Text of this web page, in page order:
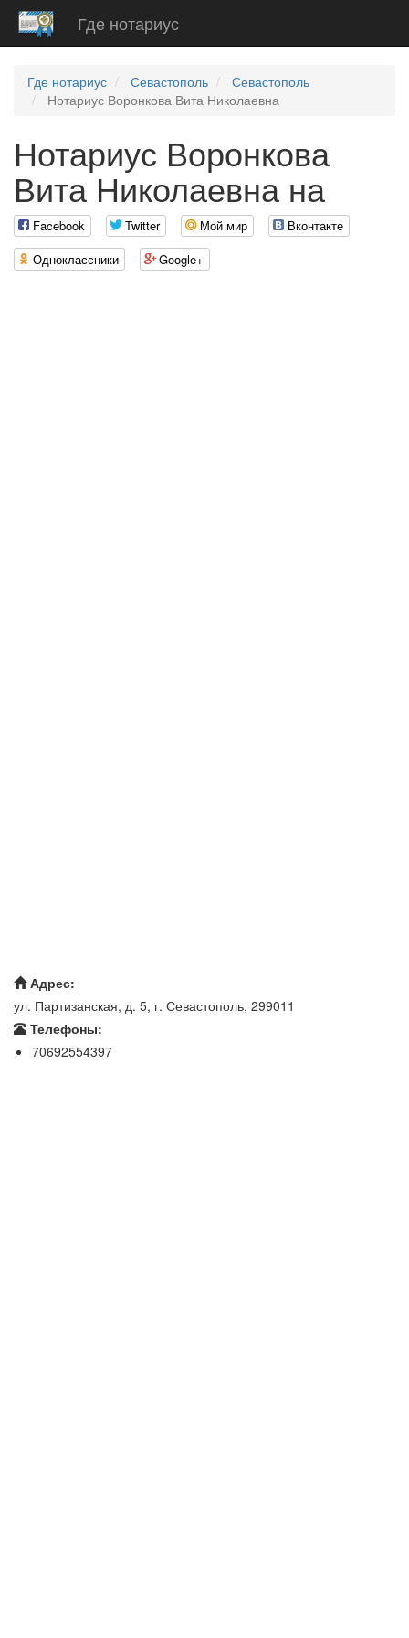
Где нотариус
Где нотариус Севастополь
Севастополь
Нотариус Воронкова Вита Николаевна
Нотариус Воронкова
Вита Николаевна на
Facebook Twitter Мой мир
Вконтакте
Одноклассники
Google+
Адрес:
ул. Партизанская, д. 5, г. Севастополь, 299011
Телефоны:
70692554397